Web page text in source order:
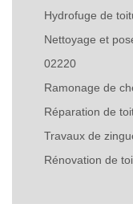
Hydrofuge de
Nettoyage et
02220
Ramonage de
Réparation de
Travaux de
Rénovation de